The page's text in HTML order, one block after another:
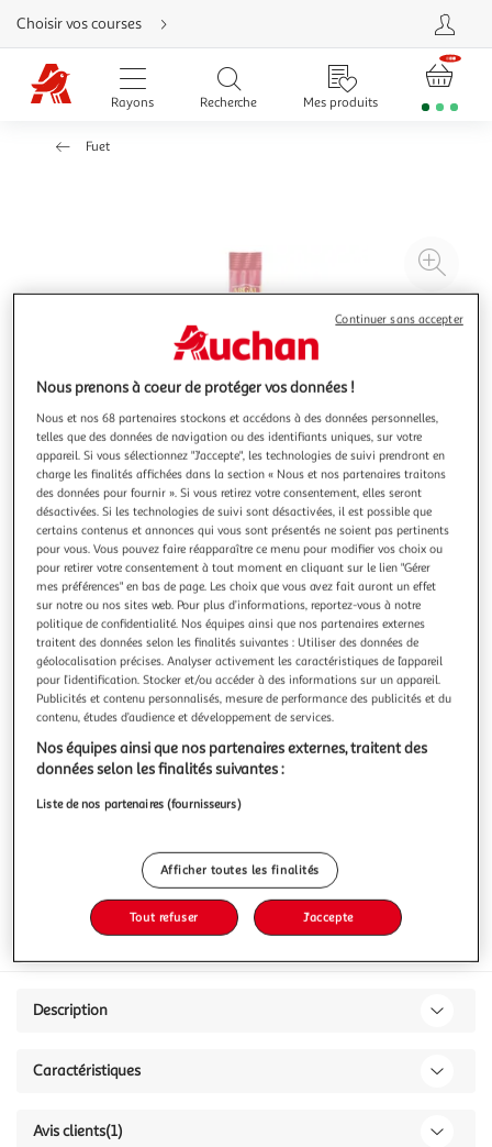
Aller
directement
au
contenu
Aller
directement
Aller
besoin
Choisir vos courses
Rayons Recherche Mes produits
Fuet
à
1.0 (1)
ARGAL
Fuet espagnol
Fuet traditionnelle
En savoir +
Vous voulez connaître le prix de ce produit ?
Afficher le prix
Description
Caractéristiques
Avis clients(1)
Nous prenons à coeur de protéger vos données !
Nous et nos 68 partenaires stockons et accédons à des données personnelles,
telles que des données de navigation ou des identifiants uniques, sur votre
appareil. Si vous sélectionnez "J'accepte", les technologies de suivi prendront en
charge les finalités affichées dans la section « Nous et nos partenaires traitons
des données pour fournir ». Si vous retirez votre consentement, elles seront
désactivées. Si les technologies de suivi sont désactivées, il est possible que
certains contenus et annonces qui vous sont présentés ne soient pas pertinents
pour vous. Vous pouvez faire réapparaître ce menu pour modifier vos choix ou
pour retirer votre consentement à tout moment en cliquant sur le lien "Gérer
mes préférences" en bas de page. Les choix que vous avez fait auront un effet
sur notre ou nos sites web. Pour plus d’informations, reportez-vous à notre
politique de confidentialité. Nos équipes ainsi que nos partenaires externes
traitent des données selon les finalités suivantes : Utiliser des données de
géolocalisation précises. Analyser activement les caractéristiques de l’appareil
pour l’identification. Stocker et/ou accéder à des informations sur un appareil.
Publicités et contenu personnalisés, mesure de performance des publicités et du
contenu, études d’audience et développement de services.
Nos équipes ainsi que nos partenaires externes, traitent des
données selon les finalités suivantes :
Liste de nos partenaires (fournisseurs)
Afficher toutes les finalités
Tout refuser J'accepte
Continuer sans accepter